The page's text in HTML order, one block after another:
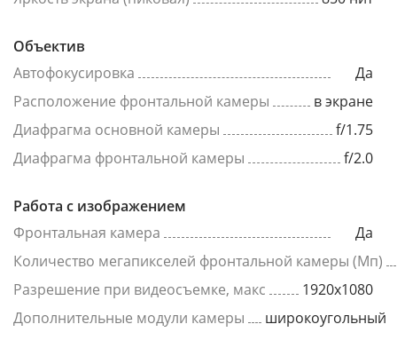
Объектив
Автофокусировка
Да
Расположение фронтальной камеры
в экране
Диафрагма основной камеры
f/1.75
Диафрагма фронтальной камеры
f/2.0
Работа с изображением
Фронтальная камера
Да
Количество мегапикселей фронтальной камеры (Мп)
Разрешение при видеосъемке, макс
1920x1080
Дополнительные модули камеры
широкоугольный